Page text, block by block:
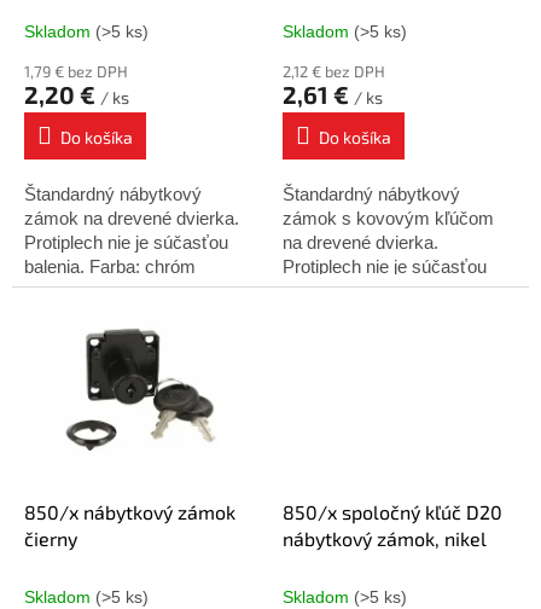
Skladom (>5 ks)
1,79 € bez DPH
2,20 € / ks
Do košíka
Štandardný nábytkový
zámok na drevené dvierka.
Protiplech nie je súčasťou
balenia. Farba: chróm
Skladom (>5 ks)
2,12 € bez DPH
2,61 € / ks
Do košíka
Štandardný nábytkový
zámok s kovovým kľúčom
na drevené dvierka.
Protiplech nie je súčasťou
balenia.
850/x nábytkový zámok
čierny
Skladom (>5 ks)
850/x spoločný kľúč D20
nábytkový zámok, nikel
Skladom (>5 ks)